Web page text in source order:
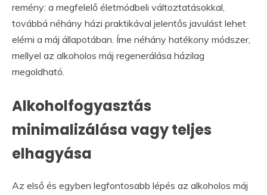
remény: a megfelelő életmódbeli változtatásokkal,
továbbá néhány házi praktikával jelentős javulást lehet
elérni a máj állapotában. Íme néhány hatékony módszer,
mellyel az alkoholos máj regenerálása házilag
megoldható.
Alkoholfogyasztás
minimalizálása vagy teljes
elhagyása
Az első és egyben legfontosabb lépés az alkoholos máj